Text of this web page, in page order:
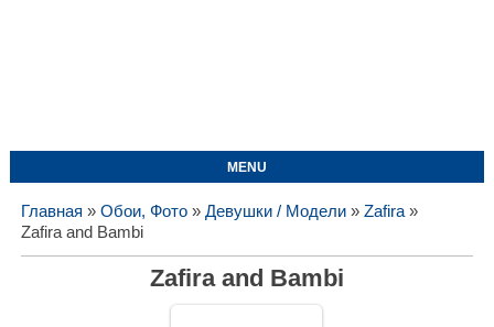
MENU
Главная » Обои, Фото» Девушки / Модели» Zafira»
Zafira and Bambi
Zafira and Bambi